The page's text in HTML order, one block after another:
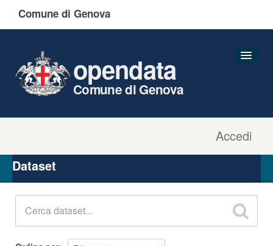
Comune di Genova
Accedi
opendata
Comune di Genova
Organizzazioni
Gruppi
Dataset